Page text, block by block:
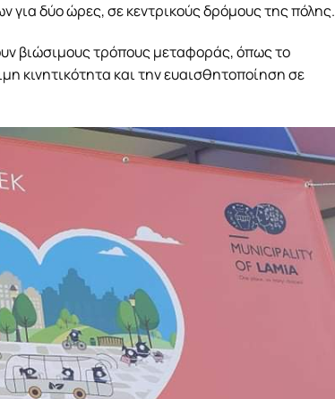
δύο ώρες, σε κεντρικούς δρόμους της πόλης.
βιώσιμους τρόπους μεταφοράς, όπως το
κινητικότητα και την ευαισθητοποίηση σε